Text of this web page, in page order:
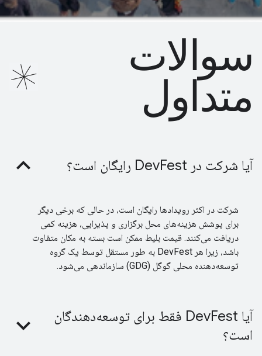
سوالات
متداول
آیا شرکت در DevFest رایگان است؟
شرکت در اکثر رویدادها رایگان است، در حالی که برخی دیگر
برای پوشش هزینه‌های محل برگزاری و پذیرایی، هزینه کمی
دریافت می‌کنند. قیمت بلیط ممکن است بسته به مکان متفاوت
باشد، زیرا هر DevFest به طور مستقل توسط یک گروه
توسعه‌دهنده محلی گوگل (GDG) سازماندهی می‌شود.
آیا DevFest فقط برای توسعه‌دهندگان
است؟